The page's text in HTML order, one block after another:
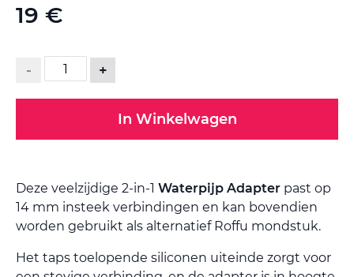
19 €
- +
In Winkelwagen
Deze veelzijdige 2-in-1 Waterpijp Adapter past op
14 mm insteek verbindingen en kan bovendien
worden gebruikt als alternatief Roffu mondstuk.
Het taps toelopende siliconen uiteinde zorgt voor
de
afbeeldingen-